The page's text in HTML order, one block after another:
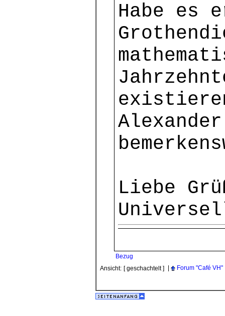
Habe es
Liebe
Bezug
Ansicht: [ geschachtelt ] Forum "Café VH"